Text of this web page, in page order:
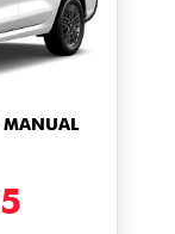
MANUAL